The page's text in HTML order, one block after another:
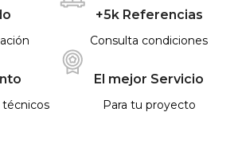
+5k Referencias
Consulta condiciones
técnicos
El mejor Servicio
Para tu proyecto